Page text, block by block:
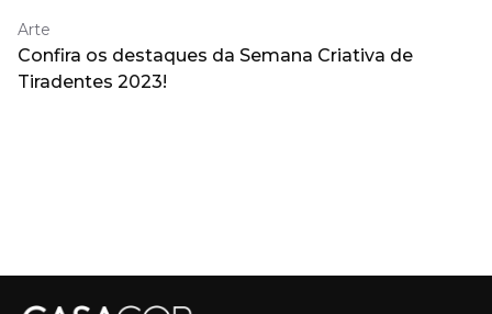
Arte
Confira os destaques da Semana Criativa de
Tiradentes 2023!